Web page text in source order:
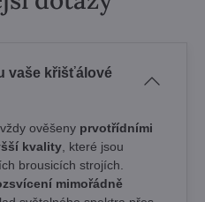
vaše křišťálové
ověšeny prvotřídními
kvality , které jsou
brousicích strojích.
mimořádně